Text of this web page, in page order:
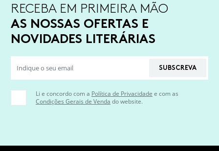
RECEBA EM PRIMEIRA MÃO
AS NOSSAS OFERTAS E
NOVIDADES LITERÁRIAS
SUBSCREVA
Li e concordo com a Política de Privacidade e com as
Condições Gerais de Venda do website.